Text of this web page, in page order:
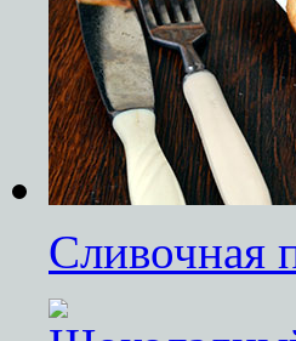
Сливочная